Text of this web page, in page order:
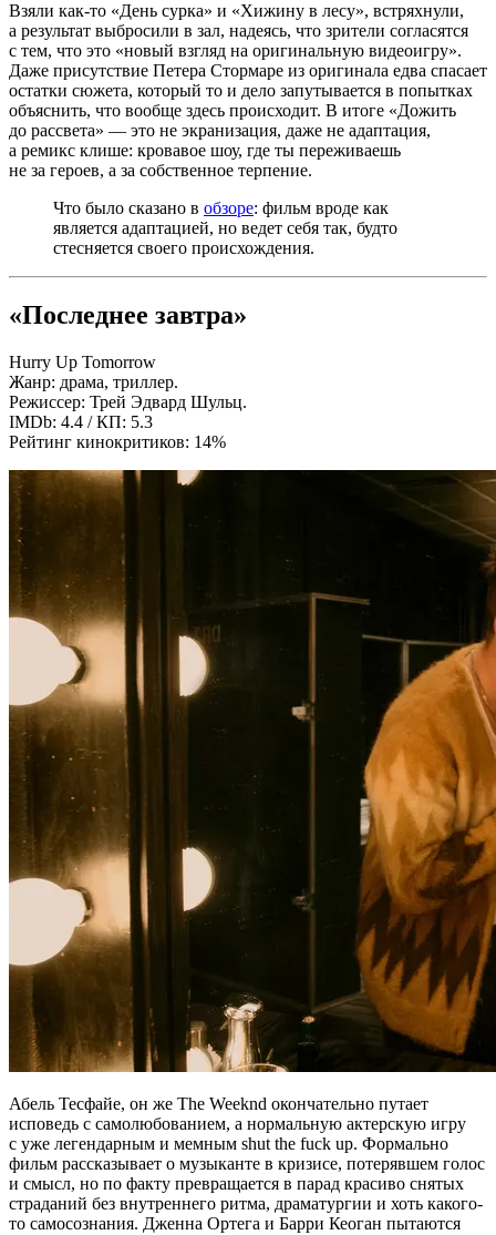
Взяли как-то «День сурка» и «Хижину в лесу», встряхнули,
а результат выбросили в зал, надеясь, что зрители согласятся
с тем, что это «новый взгляд на оригинальную видеоигру».
Даже присутствие Петера Стормаре из оригинала едва спасает
остатки сюжета, который то и дело запутывается в попытках
объяснить, что вообще здесь происходит. В итоге «Дожить
до рассвета» — это не экранизация, даже не адаптация,
а ремикс клише: кровавое шоу, где ты переживаешь
не за героев, а за собственное терпение.
Что было сказано в обзоре: фильм вроде как
является адаптацией, но ведет себя так, будто
стесняется своего происхождения.
«Последнее завтра»
Hurry Up Tomorrow
Жанр: драма, триллер.
Режиссер: Трей Эдвард Шульц.
IMDb: 4.4 / КП: 5.3
Рейтинг кинокритиков: 14%
Абель Тесфайе, он же The Weeknd окончательно путает
исповедь с самолюбованием, а нормальную актерскую игру
с уже легендарным и мемным shut the fuck up. Формально
фильм рассказывает о музыканте в кризисе, потерявшем голос
и смысл, но по факту превращается в парад красиво снятых
страданий без внутреннего ритма, драматургии и хоть какого-
то самосознания. Дженна Ортега и Барри Кеоган пытаются